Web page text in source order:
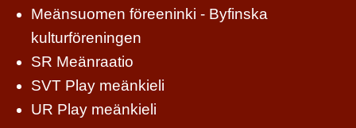
Meänsuomen föreeninki - Byfinska
kulturföreningen
SR Meänraatio
SVT Play meänkieli
UR Play meänkieli